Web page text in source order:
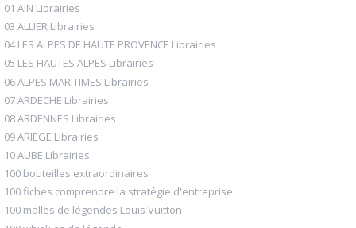
01 AIN Librairies
03 ALLIER Librairies
04 LES ALPES DE HAUTE PROVENCE Librairies
05 LES HAUTES ALPES Librairies
06 ALPES MARITIMES Librairies
07 ARDECHE Librairies
08 ARDENNES Librairies
09 ARIEGE Librairies
10 AUBE Librairies
100 bouteilles extraordinaires
100 fiches comprendre la stratégie d'entreprise
100 malles de légendes Louis Vuitton